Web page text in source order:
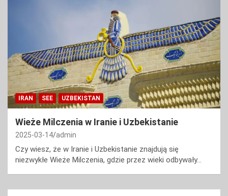
IRAN SEE UZBEKISTAN
Wieże Milczenia w Iranie i Uzbekistanie
2025-03-14 admin
Czy wiesz, że w Iranie i Uzbekistanie znajdują się
niezwykłe Wieże Milczenia, gdzie przez wieki odbywały…